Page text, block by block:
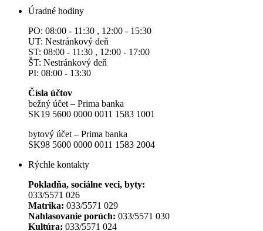
Úradné hodiny
PO: 08:00 - 11:30 , 12:00 - 15:30
UT: Nestránkový deň
ST: 08:00 - 11:30 , 12:00 - 17:00
ŠT: Nestránkový deň
PI: 08:00 - 13:30
Čísla účtov
bežný účet – Prima banka
SK19 5600 0000 0011 1583 1001
bytový účet – Prima banka
SK98 5600 0000 0011 1583 2004
Rýchle kontakty
Pokladňa, sociálne veci, byty:
033/5571 026
Matrika: 033/5571 029
Nahlasovanie porúch: 033/5571 030
Kultúra: 033/5571 024